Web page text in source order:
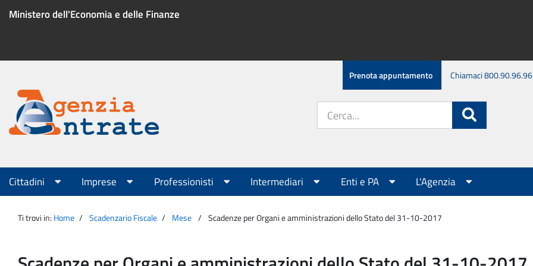
Ministero dell'Economia e delle Finanze
Menu
servizio
Prenota appuntamento Chiamaci 800.90.96.96
Agenzia
Entrate
sito:
Menu
principale
Cittadini Imprese Professionisti Intermediari Enti e PA L'Agenzia
Ti trovi in: Home Scadenzario Fiscale Mese Scadenze per Organi e amministrazioni dello Stato del 31-10-2017